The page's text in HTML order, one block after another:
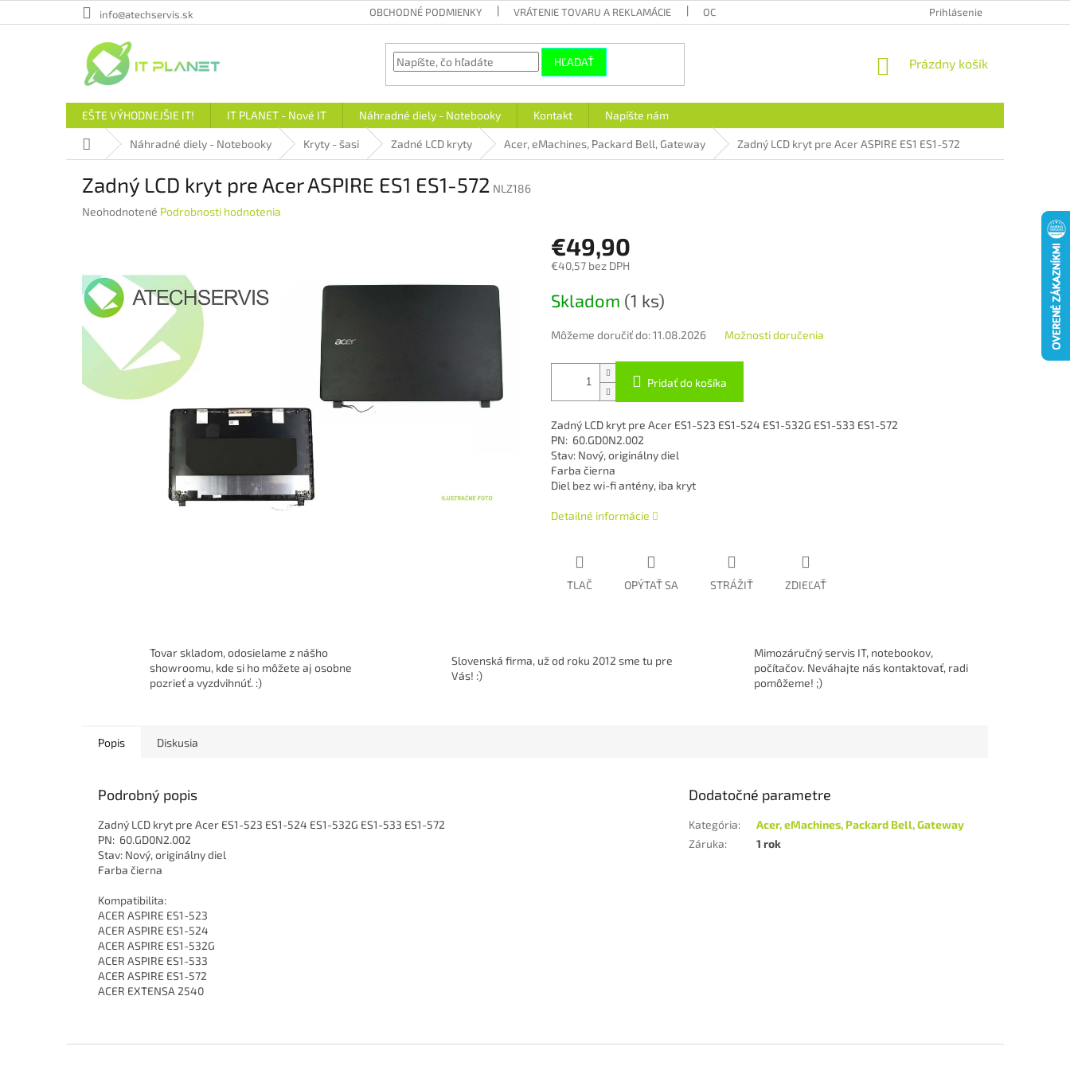
na
info@atechservis.sk OBCHODNÉ PODMIENKY VRÁTENIE TOVARU A REKLAMÁCIE OCHRANA OSOBNÝCH ÚDAJOV HODNOTENIE OBCHODU
Prihlásenie
HĽADAŤ
NÁKUPNÝ
Prázdny košík
EŠTE VÝHODNEJŠIE IT! IT PLANET - Nové IT Náhradné diely - Notebooky Kontakt Napíšte nám
DomovNáhradné diely - Notebooky Kryty - šasi Zadné LCD kryty Acer, eMachines, Packard Bell, Gateway Zadný LCD kryt pre Acer ASPIRE ES1 ES1-572
Zadný LCD kryt pre Acer ASPIRE ES1 ES1-572 NLZ186
Priemerné
0,0
z
5
hviezdičiek.
Neohodnotené Podrobnosti hodnotenia
€49,90
€40,57 bez DPH
cena:
Skladom (1 ks)
Môžeme doručiť do:11.08.2026 Možnosti doručenia
Pridať do košíka
Zadný LCD kryt pre Acer ES1-523 ES1-524 ES1-532G ES1-533 ES1-572
PN: 60.GD0N2.002
Stav: Nový, originálny diel
Farba čierna
Diel bez wi-fi antény, iba kryt
Detailné informácie
TLAČ OPÝTAŤ SA STRÁŽIŤ ZDIEĽAŤ
Tovar skladom, odosielame z nášho
showroomu, kde si ho môžete aj osobne
pozrieť a vyzdvihnúť. :)
Slovenská firma, už od roku 2012 sme tu pre
Vás! :)
Mimozáručný servis IT, notebookov,
počítačov. Neváhajte nás kontaktovať, radi
pomôžeme! ;)
Popis Diskusia
Podrobný popis
Zadný LCD kryt pre Acer ES1-523 ES1-524 ES1-532G ES1-533 ES1-572
PN: 60.GD0N2.002
Stav: Nový, originálny diel
Farba čierna
Kompatibilita:
ACER ASPIRE ES1-523
ACER ASPIRE ES1-524
ACER ASPIRE ES1-532G
ACER ASPIRE ES1-533
ACER ASPIRE ES1-572
ACER EXTENSA 2540
Dodatočné parametre
Kategória:
Acer, eMachines, Packard Bell, Gateway
Záruka: 1 rok